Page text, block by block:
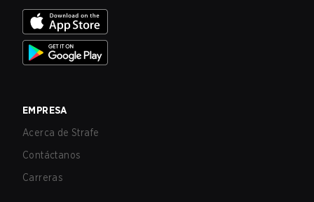
EMPRESA
Acerca de Strafe
Contáctanos
Carreras